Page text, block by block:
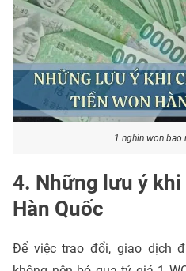
1 nghìn won bao
4. Những lưu ý
Hàn Quốc
Để việc trao đổi, giao dịch